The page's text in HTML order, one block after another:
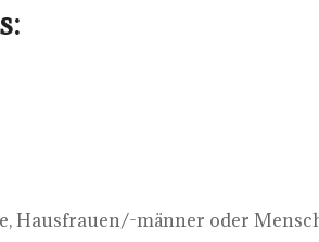
Hausfrauen/-männer oder